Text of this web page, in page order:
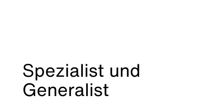
Spezialist und
Generalist